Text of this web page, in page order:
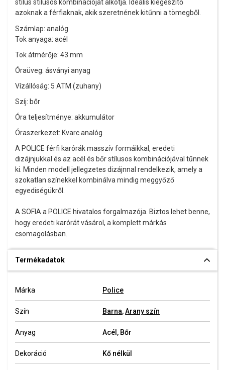
stílus stílusos kombinációját alkotja. Ideális kiegészítő
azoknak a férfiaknak, akik szeretnének kitűnni a tömegből.
Számlap: analóg
Tok anyaga: acél
Tok átmérője: 43 mm
Óraüveg: ásványi anyag
Vízállóság: 5 ATM (zuhany)
Szíj: bőr
Óra teljesítménye: akkumulátor
Óraszerkezet: Kvarc analóg
A POLICE férfi karórák masszív formáikkal, eredeti
dizájnjukkal és az acél és bőr stílusos kombinációjával tűnnek
ki. Minden modell jellegzetes dizájnnal rendelkezik, amely a
szokatlan színekkel kombinálva mindig meggyőző
egyediségükről.
A SOFIA a POLICE hivatalos forgalmazója. Biztos lehet benne,
hogy eredeti karórát vásárol, a komplett márkás
csomagolásban.
Termékadatok
Márka Police
Szín Barna,Arany szín
Anyag Acél, Bőr
Dekoráció Kő nélkül